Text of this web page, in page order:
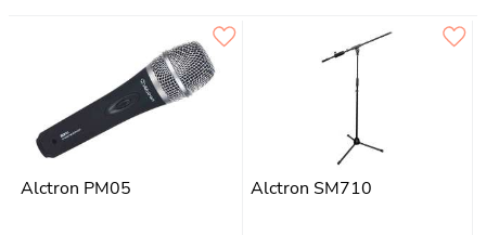
Alctron PM05 Alctron SM710